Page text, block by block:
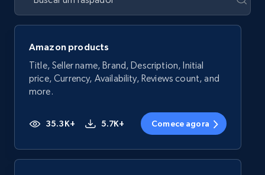
Amazon products
Title, Seller name, Brand, Description, Initial
price, Currency, Availability, Reviews count, and
more.
35.3K+ 5.7K+ Comece agora